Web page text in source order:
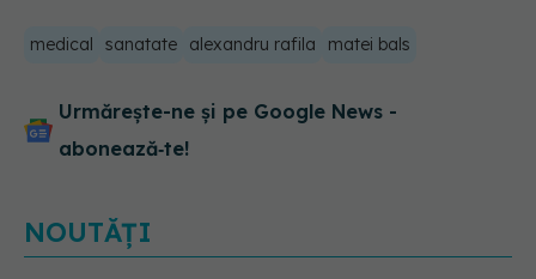
medical sanatate alexandru rafila matei bals
Urmărește-ne și pe Google News -
abonează‑te!
NOUTĂȚI